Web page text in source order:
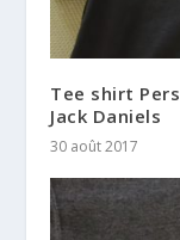
Tee shirt
Jack Daniels
30 août 2017